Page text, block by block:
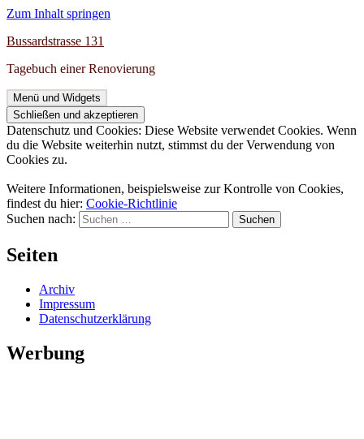
Zum Inhalt springen
Bussardstrasse 131
Tagebuch einer Renovierung
Menü und Widgets
Datenschutz und Cookies: Diese Website verwendet Cookies. Wenn
du die Website weiterhin nutzt, stimmst du der Verwendung von
Cookies zu.
Weitere Informationen, beispielsweise zur Kontrolle von Cookies,
findest du hier: Cookie-Richtlinie
Suchen nach:
Seiten
Archiv
Impressum
Datenschutzerklärung
Werbung